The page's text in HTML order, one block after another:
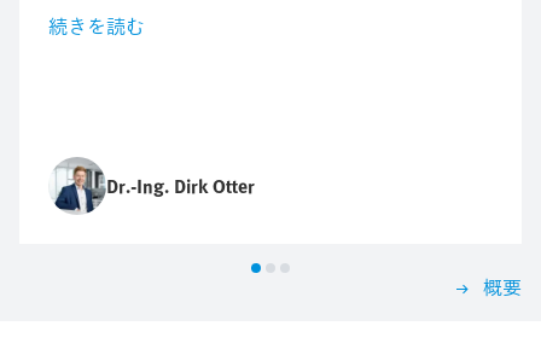
続きを読む
Dr.-Ing. Dirk Otter
概要